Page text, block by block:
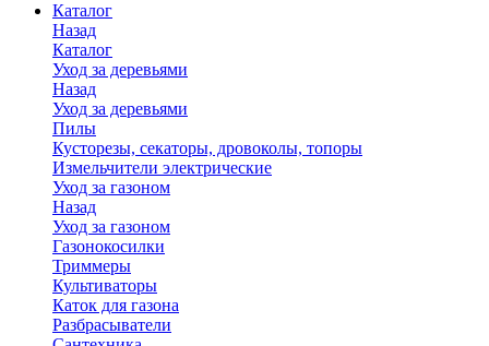
Каталог
Назад
Каталог
Уход за деревьями
Назад
Уход за деревьями
Пилы
Кусторезы, секаторы, дровоколы, топоры
Измельчители электрические
Уход за газоном
Назад
Уход за газоном
Газонокосилки
Триммеры
Культиваторы
Каток для газона
Разбрасыватели